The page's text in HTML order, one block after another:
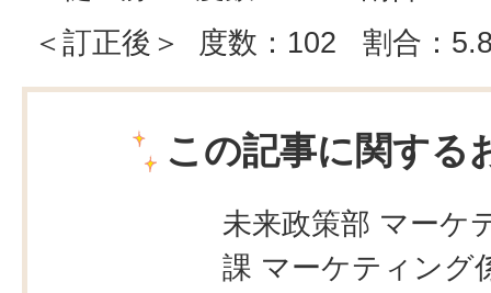
＜訂正後＞ 度数：102 割合：
この記事に関する
未来政策部 マーケ
課 マーケティング